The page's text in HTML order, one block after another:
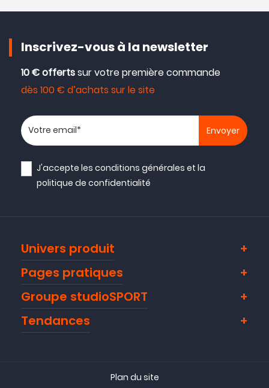
Inscrivez-vous à la newsletter
10 € offertssur votre première commande
dès 100 € d’achats sur le site
Votre adresse email
J'accepte lesconditions générales et la
politique de confidentialité
Univers produit
Pages pratiques
Groupe studioSPORT
Tendances
Plan du site